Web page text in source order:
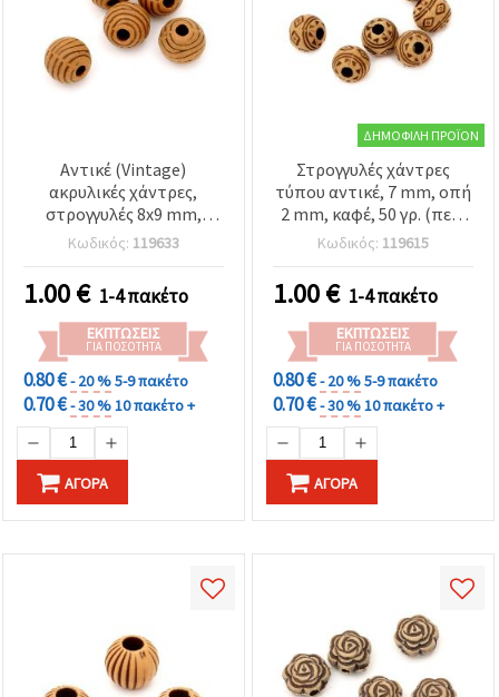
Αντικέ (Vintage)
ακρυλικές χάντρες,
στρογγυλές 8x9 mm,
καφέ, τρύπα 2,5 mm – 50
g (~95 τεμ.) για
κατασκευή κοσμημάτων,
βραχιολιών, κολιέ και
διακόσμηση
Κωδικός: 119633
1.00€ 1-4 πακέτο
ΕΚΠΤΏΣΕΙΣ
ΓΙΑ ΠΟΣΌΤΗΤΑ
0.80 €- 20 %5-9 πακέτο
0.70 €- 30 %10 πακέτο +
ΑΓΟΡΆ
ΔΗΜΟΦΙΛΉ ΠΡΟΪΌΝ
Στρογγυλές χάντρες
τύπου αντικέ, 7 mm, οπή
2 mm, καφέ, 50 γρ. (περ.
190 τεμ.)
Κωδικός: 119615
1.00€ 1-4 πακέτο
ΕΚΠΤΏΣΕΙΣ
ΓΙΑ ΠΟΣΌΤΗΤΑ
0.80 €- 20 %5-9 πακέτο
0.70 €- 30 %10 πακέτο +
ΑΓΟΡΆ